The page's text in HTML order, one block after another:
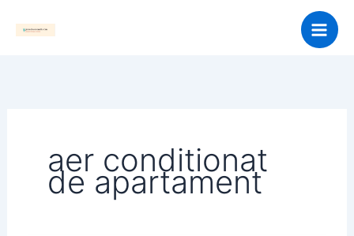
aer conditionat
de apartament